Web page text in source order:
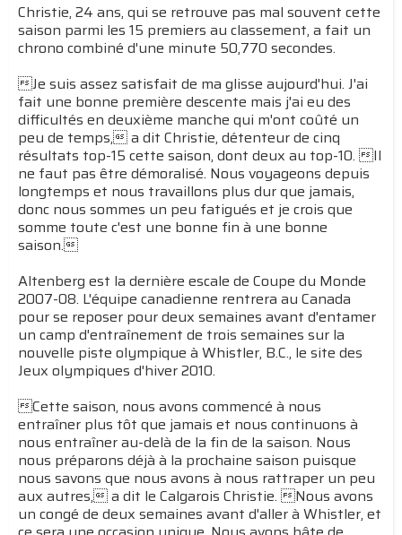
Christie, 24 ans, qui se retrouve pas mal souvent cette
saison parmi les 15 premiers au classement, a fait un
chrono combiné d'une minute 50,770 secondes.
Je suis assez satisfait de ma glisse aujourd'hui. J'ai
fait une bonne première descente mais j'ai eu des
difficultés en deuxième manche qui m'ont coûté un
peu de temps, a dit Christie, détenteur de cinq
résultats top-15 cette saison, dont deux au top-10. Il
ne faut pas être démoralisé. Nous voyageons depuis
longtemps et nous travaillons plus dur que jamais,
donc nous sommes un peu fatigués et je crois que
somme toute c'est une bonne fin à une bonne
saison.
Altenberg est la dernière escale de Coupe du Monde
2007-08. L'équipe canadienne rentrera au Canada
pour se reposer pour deux semaines avant d'entamer
un camp d'entraînement de trois semaines sur la
nouvelle piste olympique à Whistler, B.C., le site des
Jeux olympiques d'hiver 2010.
Cette saison, nous avons commencé à nous
entraîner plus tôt que jamais et nous continuons à
nous entraîner au-delà de la fin de la saison. Nous
nous préparons déjà à la prochaine saison puisque
nous savons que nous avons à nous rattraper un peu
aux autres, a dit le Calgarois Christie. Nous avons
un congé de deux semaines avant d'aller à Whistler, et